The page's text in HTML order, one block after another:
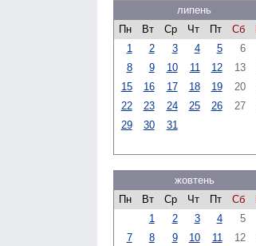
липень
Пн
Вт Ср Чт Пт Сб
1
2 3 4 5 6
8
9 10 11 12 13
15
16 17 18 19 20
22
23 24 25 26 27
29
30 31
жовтень
Пн
Вт Ср Чт Пт Сб
1
2 3 4 5
7
8 9 10 11 12